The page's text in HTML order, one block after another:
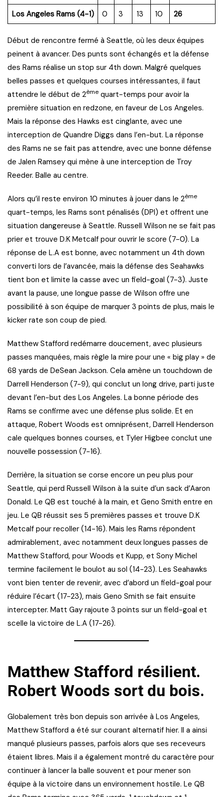
Los Angeles Rams (4-1)
0 3 13 10 26
Début de rencontre fermé à Seattle, où les deux équipes
peinent à avancer. Des punts sont échangés et la défense
des Rams réalise un stop sur 4th down. Malgré quelques
belles passes et quelques courses intéressantes, il faut
attendre le début de 2ème quart-temps pour avoir la
première situation en redzone, en faveur de Los Angeles.
Mais la réponse des Hawks est cinglante, avec une
interception de Quandre Diggs dans l’en-but. La réponse
des Rams ne se fait pas attendre, avec une bonne défense
de Jalen Ramsey qui mène à une interception de Troy
Reeder. Balle au centre.
Alors qu’il reste environ 10 minutes à jouer dans le 2ème
quart-temps, les Rams sont pénalisés (DPI) et offrent une
situation dangereuse à Seattle. Russell Wilson ne se fait pas
prier et trouve D.K Metcalf pour ouvrir le score (7-0). La
réponse de L.A est bonne, avec notamment un 4th down
converti lors de l’avancée, mais la défense des Seahawks
tient bon et limite la casse avec un field-goal (7-3). Juste
avant la pause, une longue passe de Wilson offre une
possibilité à son équipe de marquer 3 points de plus, mais le
kicker rate son coup de pied.
Matthew Stafford redémarre doucement, avec plusieurs
passes manquées, mais règle la mire pour une « big play » de
68 yards de DeSean Jackson. Cela amène un touchdown de
Darrell Henderson (7-9), qui conclut un long drive, parti juste
devant l’en-but des Los Angeles. La bonne période des
Rams se confirme avec une défense plus solide. Et en
attaque, Robert Woods est omniprésent, Darrell Henderson
cale quelques bonnes courses, et Tyler Higbee conclut une
nouvelle possession (7-16).
Derrière, la situation se corse encore un peu plus pour
Seattle, qui perd Russell Wilson à la suite d’un sack d’Aaron
Donald. Le QB est touché à la main, et Geno Smith entre en
jeu. Le QB réussit ses 5 premières passes et trouve D.K
Metcalf pour recoller (14-16). Mais les Rams répondent
admirablement, avec notamment deux longues passes de
Matthew Stafford, pour Woods et Kupp, et Sony Michel
termine facilement le boulot au sol (14-23). Les Seahawks
vont bien tenter de revenir, avec d’abord un field-goal pour
réduire l’écart (17-23), mais Geno Smith se fait ensuite
intercepter. Matt Gay rajoute 3 points sur un field-goal et
scelle la victoire de L.A (17-26).
Matthew Stafford résilient.
Robert Woods sort du bois.
Globalement très bon depuis son arrivée à Los Angeles,
Matthew Stafford a été sur courant alternatif hier. Il a ainsi
manqué plusieurs passes, parfois alors que ses receveurs
étaient libres. Mais il a également montré du caractère pour
continuer à lancer la balle souvent et pour mener son
équipe à la victoire dans un environnement hostile. Le QB